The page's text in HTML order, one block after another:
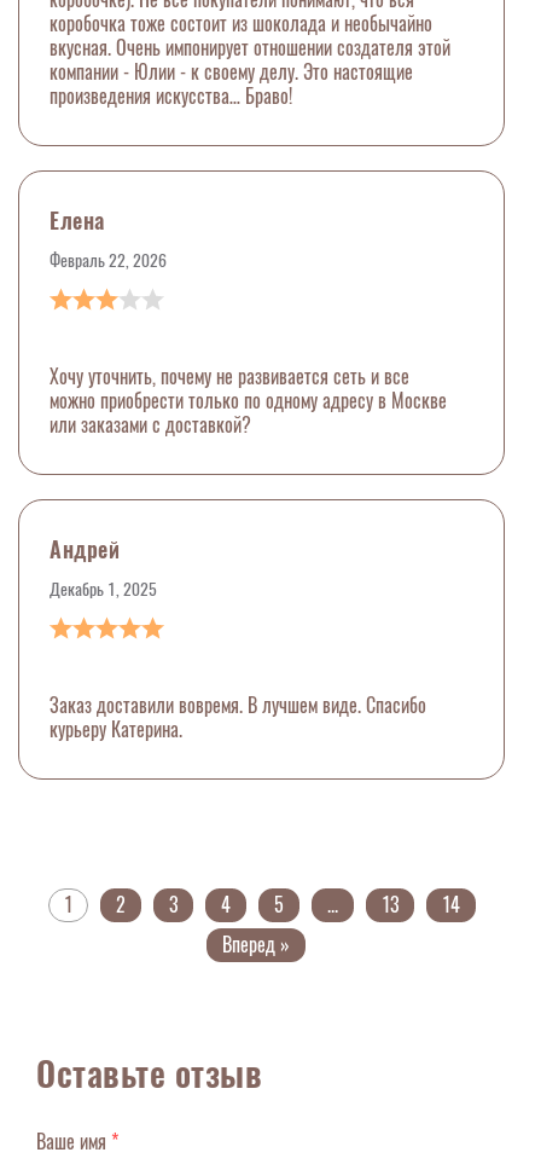
коробочка тоже состоит из шоколада и необычайно
вкусная. Очень импонирует отношении создателя этой
компании - Юлии - к своему делу. Это настоящие
произведения искусства… Браво!
Елена
Февраль 22, 2026
Хочу уточнить, почему не развивается сеть и все
можно приобрести только по одному адресу в Москве
или заказами с доставкой?
Андрей
Декабрь 1, 2025
Заказ доставили вовремя. В лучшем виде. Спасибо
курьеру Катерина.
1 2 3 4 5 ... 13
14
Вперед »
Оставьте отзыв
Ваше имя *